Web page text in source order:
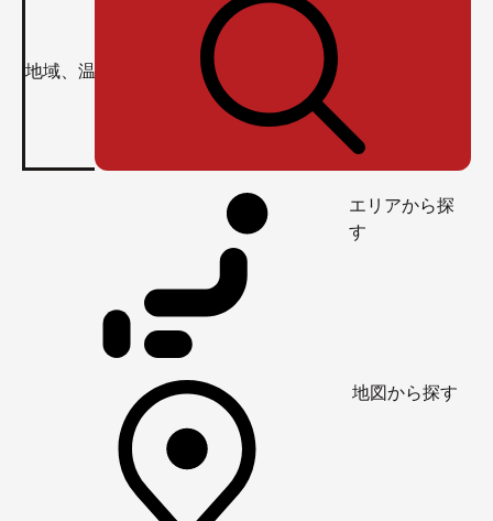
エリアから探
す
地図から探す